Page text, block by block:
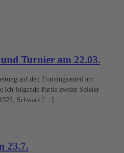
Turnier am 22.03.
auf den Trainingsanteil am
ich folgende Partie zweier Spieler
Schwarz […]
23.7.